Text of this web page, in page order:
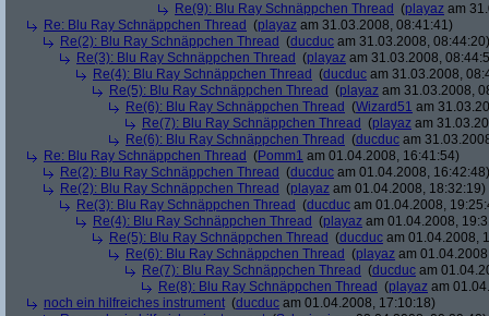
Re(9): Blu Ray Schnäppchen Thread (playaz am
Re: Blu Ray Schnäppchen Thread (playaz am 31.03.2008, 08:41:41)
Re(2): Blu Ray Schnäppchen Thread (ducduc am 31.03.2008, 08:44:20)
Re(3): Blu Ray Schnäppchen Thread (playaz am 31.03.2008,
Re(4): Blu Ray Schnäppchen Thread (ducduc am 31.03.2008,
Re(5): Blu Ray Schnäppchen Thread (playaz am 31.03.2008,
Re(6): Blu Ray Schnäppchen Thread (Wizard51 am
Re(7): Blu Ray Schnäppchen Thread (playaz am
Re(6): Blu Ray Schnäppchen Thread (ducduc am
Re: Blu Ray Schnäppchen Thread (Pomm1 am 01.04.2008, 16:41:54)
Re(2): Blu Ray Schnäppchen Thread (ducduc am 01.04.2008, 16:42:48)
Re(2): Blu Ray Schnäppchen Thread (playaz am 01.04.2008, 18:32:19)
Re(3): Blu Ray Schnäppchen Thread (ducduc am 01.04.2008,
Re(4): Blu Ray Schnäppchen Thread (playaz am 01.04.2008,
Re(5): Blu Ray Schnäppchen Thread (ducduc am 01.04.2008,
Re(6): Blu Ray Schnäppchen Thread (playaz am
Re(7): Blu Ray Schnäppchen Thread (ducduc am
Re(8): Blu Ray Schnäppchen Thread (playaz am
noch ein hilfreiches instrument (ducduc am 01.04.2008, 17:10:18)